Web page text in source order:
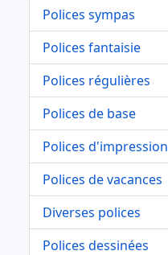
Polices sympas
Polices fantaisie
Polices régulières
Polices de base
Polices d'impression
Polices de vacances
Diverses polices
Polices dessinées